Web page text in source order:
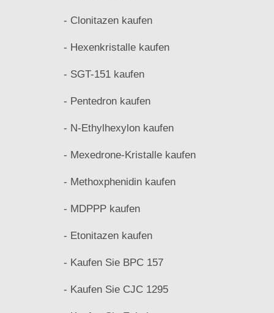
- Clonitazen kaufen
- Hexenkristalle kaufen
- SGT-151 kaufen
- Pentedron kaufen
- N-Ethylhexylon kaufen
- Mexedrone-Kristalle kaufen
- Methoxphenidin kaufen
- MDPPP kaufen
- Etonitazen kaufen
- Kaufen Sie BPC 157
- Kaufen Sie CJC 1295